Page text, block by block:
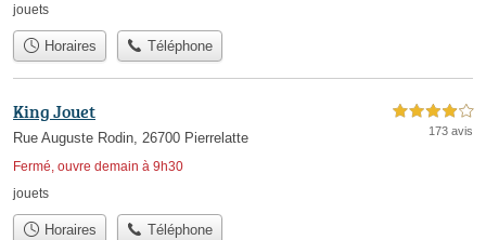
jouets
Horaires Téléphone
King Jouet
Rue Auguste Rodin, 26700 Pierrelatte
Fermé, ouvre demain à 9h30
4,0 étoiles sur 5
173 avis
jouets
Horaires Téléphone